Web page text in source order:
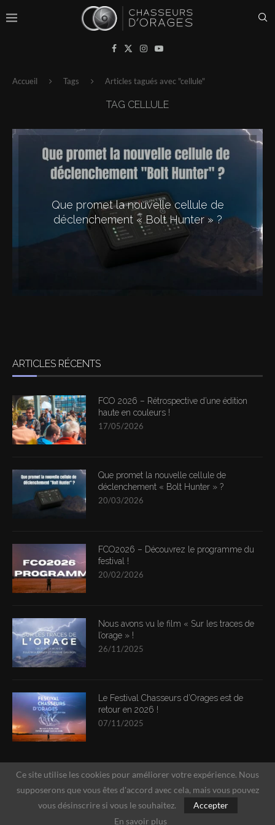
Accueil Tags Articles tagués avec "cellule"
TAG CELLULE
Que promet la nouvelle cellule de
déclenchement « Bolt Hunter » ?
ARTICLES RÉCENTS
FCO 2026 – Rétrospective d’une édition
haute en couleurs !
17/05/2026
Que promet la nouvelle cellule de
déclenchement « Bolt Hunter » ?
20/03/2026
FCO2026 – Découvrez le programme du
festival !
20/02/2026
Nous avons vu le film « Sur les traces de
l’orage » !
26/11/2025
Le Festival Chasseurs d’Orages est de
retour en 2026 !
07/11/2025
Ce site utilise les cookies pour améliorer votre expérience. Nous
supposerons que vous êtes d'accord avec cela, mais vous pouvez
vous désinscrire si vous le souhaitez.
Accepter
En savoir plus